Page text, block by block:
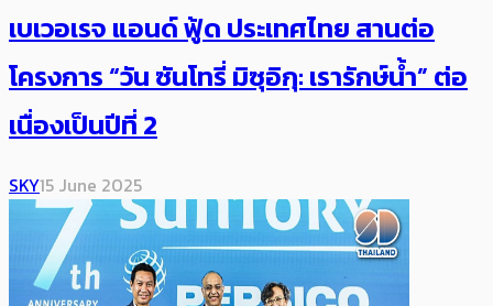
เบเวอเรจ แอนด์ ฟู้ด ประเทศไทย สานต่อ
โครงการ “วัน ซันโทรี่ มิซุอิกุ: เรารักษ์น้ำ” ต่อ
เนื่องเป็นปีที่ 2
SKY15 June 2025